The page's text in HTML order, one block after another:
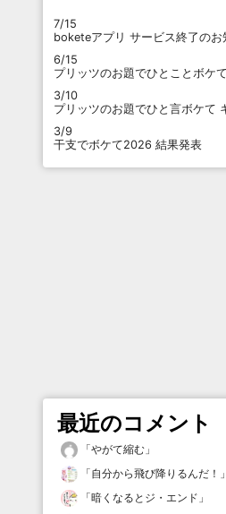
7/15
boketeアプリ サービス終了のお
6/15
プリッツのお題でひとことボケ
3/10
プリッツのお題でひと言ボケて
3/9
干支でボケて2026 結果発表
最近のコメント
「やがて縮む 」
「自分から飛び降りるんだ！ 」
「暗くなるとジ・エンド 」